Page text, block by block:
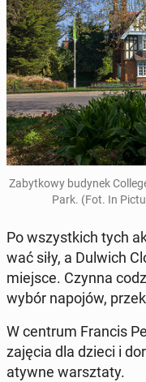
Za­byt­ko­wy budynek
Park. (Fot. In
Po wszyst­kich tych
wać siły, a Dulwich
miejsce. Czynna
wybór napojów,
W centrum Francis
zajęcia dla dzieci i
atyw­ne warsz­ta­ty.